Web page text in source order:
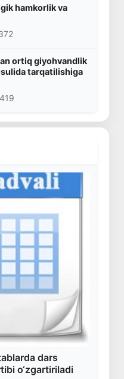
hamkorlik va
ortiq giyohvandlik
tarqatilishiga
419
dars
o‘zgartiriladi